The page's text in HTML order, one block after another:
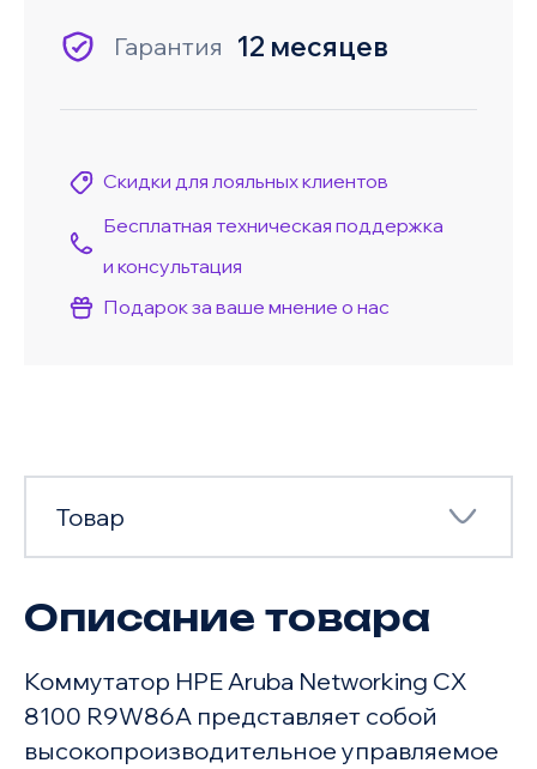
Гарантия 12 месяцев
Скидки для лояльных клиентов
Бесплатная техническая поддержка
и консультация
Подарок за ваше мнение о нас
Товар
Товар
Характеристики
Описание товара
Коммутатор HPE Aruba Networking CX
8100 R9W86A представляет собой
высокопроизводительное управляемое